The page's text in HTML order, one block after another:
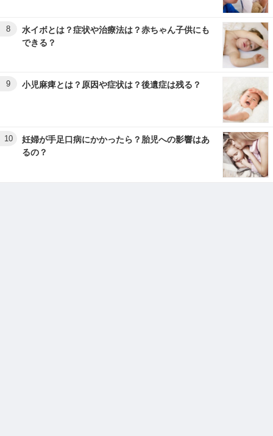
8
水イボとは？症状や治療法は？赤ちゃん子供にも
できる？
9 小児麻痺とは？原因や症状は？後遺症は残る？
10
妊婦が手足口病にかかったら？胎児への影響はあ
るの？